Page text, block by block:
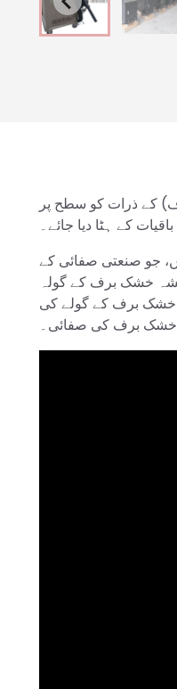
کے ذرات کو سطح پر
کے ہٹا دیا جائے۔
جو صنعتی صفائی کے
خشک برف کے گولہ
خشک برف کے گولے کی
خشک برف کی صفائی۔